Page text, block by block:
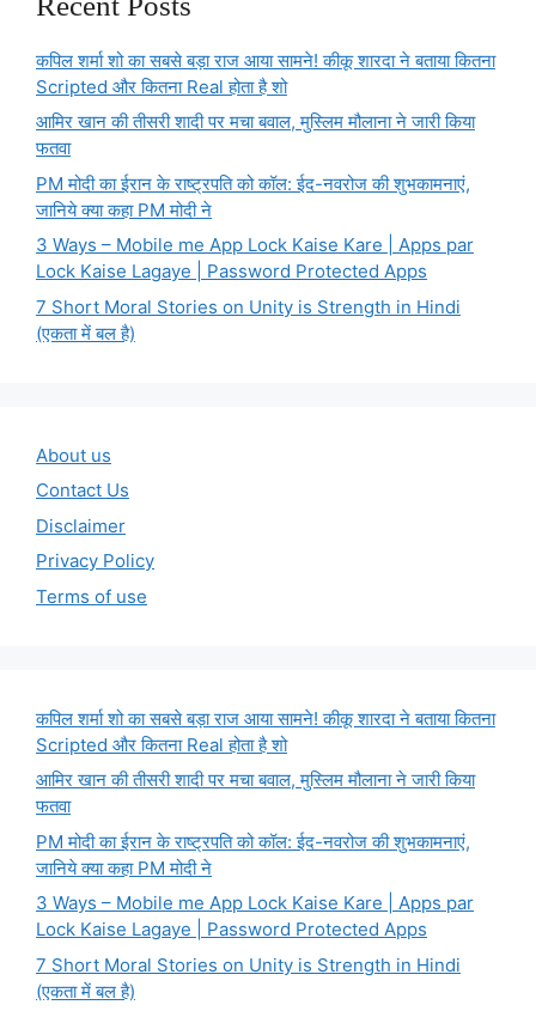
कपिल शर्मा शो का सबसे बड़ा राज आया सामने! कीकू शारदा ने बताया कितना
Scripted और कितना Real होता है शो
आमिर खान की तीसरी शादी पर मचा बवाल, मुस्लिम मौलाना ने जारी किया
फतवा
PM मोदी का ईरान के राष्ट्रपति को कॉल: ईद-नवरोज की शुभकामनाएं,
जानिये क्या कहा PM मोदी ने
3 Ways – Mobile me App Lock Kaise Kare | Apps par
Lock Kaise Lagaye | Password Protected Apps
7 Short Moral Stories on Unity is Strength in Hindi
(एकता में बल है)
About us
Contact Us
Disclaimer
Privacy Policy
Terms of use
कपिल शर्मा शो का सबसे बड़ा राज आया सामने! कीकू शारदा ने बताया कितना
Scripted और कितना Real होता है शो
आमिर खान की तीसरी शादी पर मचा बवाल, मुस्लिम मौलाना ने जारी किया
फतवा
PM मोदी का ईरान के राष्ट्रपति को कॉल: ईद-नवरोज की शुभकामनाएं,
जानिये क्या कहा PM मोदी ने
3 Ways – Mobile me App Lock Kaise Kare | Apps par
Lock Kaise Lagaye | Password Protected Apps
7 Short Moral Stories on Unity is Strength in Hindi
(एकता में बल है)